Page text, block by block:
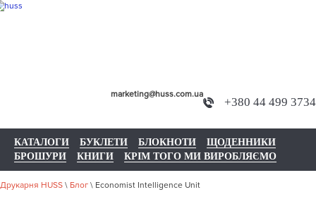
+380 44 499 3734
marketing@huss.com.ua
КАТАЛОГИ БУКЛЕТИ БЛОКНОТИ
ЩОДЕННИКИ
БРОШУРИ
КНИГИ КРІМ ТОГО МИ ВИРОБЛЯЄМО
Друкарня HUSS \ Блог \ Economist Intelligence Unit